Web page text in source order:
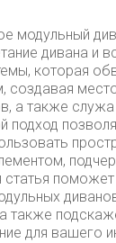
модульный
дивана и
которая
создавая
а также
подход
статья
также
для вашего